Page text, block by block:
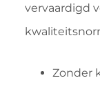
vervaardigd
Zonder